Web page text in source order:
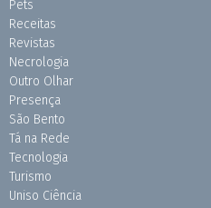
Pets
Receitas
Revistas
Necrologia
Outro Olhar
Presença
São Bento
Tá na Rede
Tecnologia
Turismo
Uniso Ciência